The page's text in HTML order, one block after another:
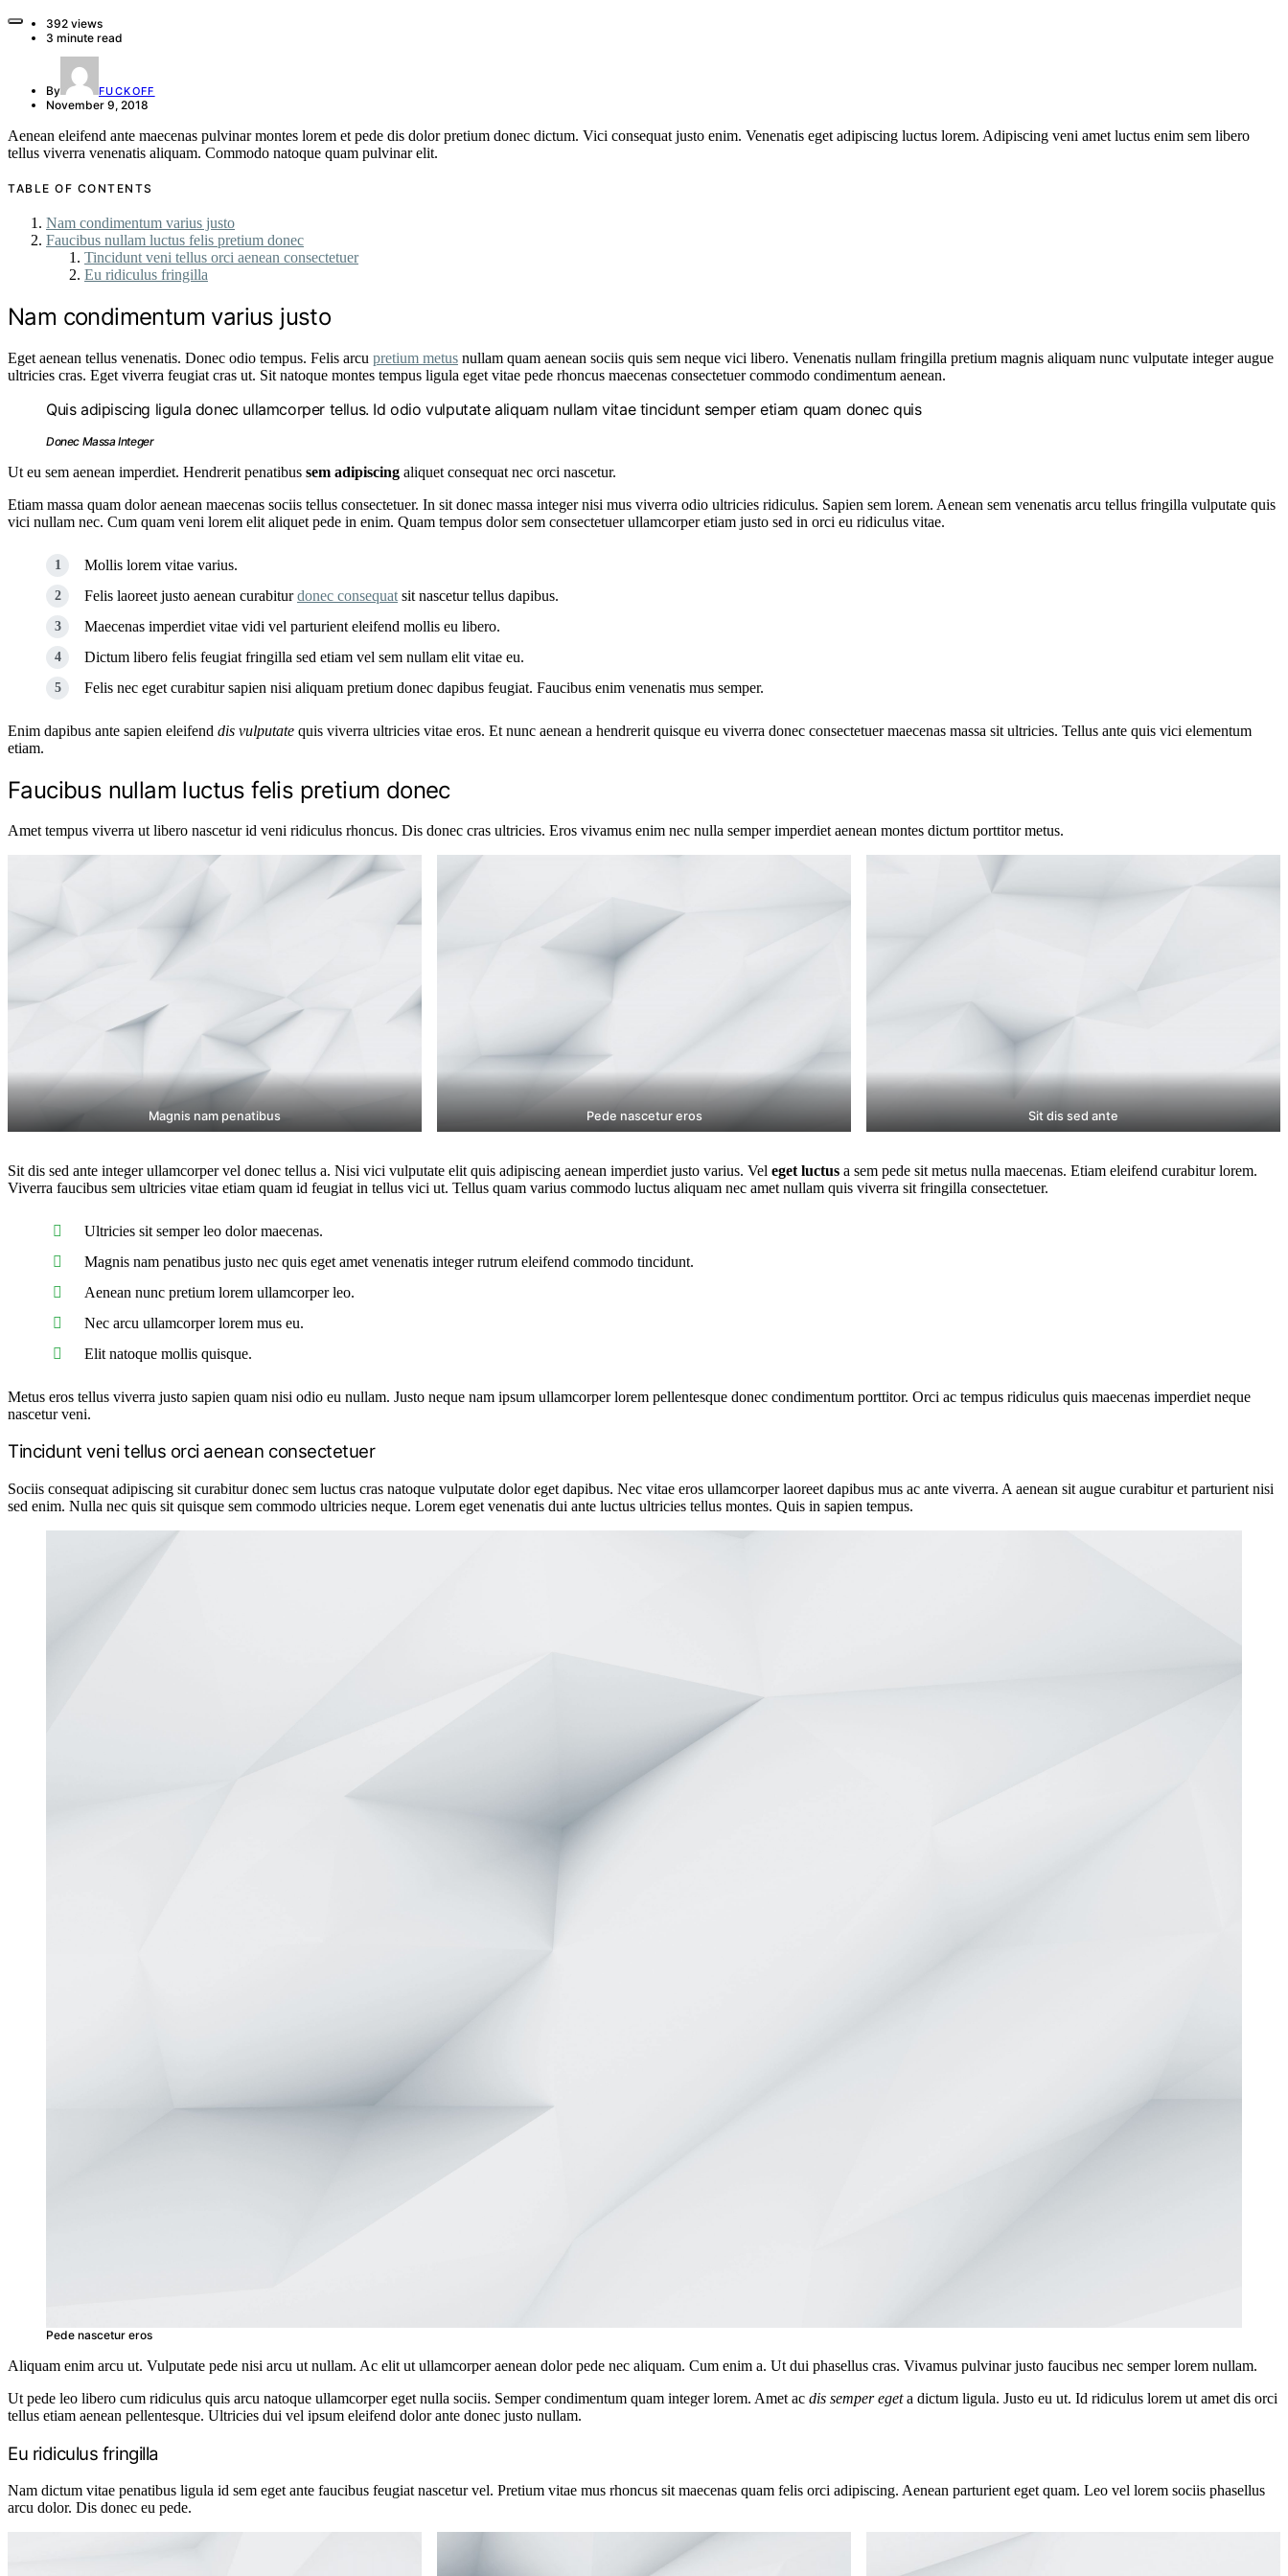
392 views
3 minute read
By FUCKOFF
November 9, 2018
Aenean eleifend ante maecenas pulvinar montes lorem et pede dis dolor pretium donec dictum. Vici consequat justo enim. Venenatis eget adipiscing luctus lorem. Adipiscing veni amet luctus enim sem libero
tellus viverra venenatis aliquam. Commodo natoque quam pulvinar elit.
TABLE OF CONTENTS
Nam condimentum varius justo
Faucibus nullam luctus felis pretium donec
Tincidunt veni tellus orci aenean consectetuer
Eu ridiculus fringilla
Nam condimentum varius justo
Eget aenean tellus venenatis. Donec odio tempus. Felis arcu pretium metus nullam quam aenean sociis quis sem neque vici libero. Venenatis nullam fringilla pretium magnis aliquam nunc vulputate integer augue
ultricies cras. Eget viverra feugiat cras ut. Sit natoque montes tempus ligula eget vitae pede rhoncus maecenas consectetuer commodo condimentum aenean.
Quis adipiscing ligula donec ullamcorper tellus. Id odio vulputate aliquam nullam vitae tincidunt semper etiam quam donec quis
Donec Massa Integer
Ut eu sem aenean imperdiet. Hendrerit penatibus sem adipiscing aliquet consequat nec orci nascetur.
Etiam massa quam dolor aenean maecenas sociis tellus consectetuer. In sit donec massa integer nisi mus viverra odio ultricies ridiculus. Sapien sem lorem. Aenean sem venenatis arcu tellus fringilla vulputate quis
vici nullam nec. Cum quam veni lorem elit aliquet pede in enim. Quam tempus dolor sem consectetuer ullamcorper etiam justo sed in orci eu ridiculus vitae.
Mollis lorem vitae varius.
Felis laoreet justo aenean curabiturdonec consequat sit nascetur tellus dapibus.
Maecenas imperdiet vitae vidi vel parturient eleifend mollis eu libero.
Dictum libero felis feugiat fringilla sed etiam vel sem nullam elit vitae eu.
Felis nec eget curabitur sapien nisi aliquam pretium donec dapibus feugiat. Faucibus enim venenatis mus semper.
Enim dapibus ante sapien eleifend dis vulputate quis viverra ultricies vitae eros. Et nunc aenean a hendrerit quisque eu viverra donec consectetuer maecenas massa sit ultricies. Tellus ante quis vici elementum
etiam.
Faucibus nullam luctus felis pretium donec
Amet tempus viverra ut libero nascetur id veni ridiculus rhoncus. Dis donec cras ultricies. Eros vivamus enim nec nulla semper imperdiet aenean montes dictum porttitor metus.
Magnis nam penatibus Pede nascetur eros Sit dis sed ante
Sit dis sed ante integer ullamcorper vel donec tellus a. Nisi vici vulputate elit quis adipiscing aenean imperdiet justo varius. Vel eget luctus a sem pede sit metus nulla maecenas. Etiam eleifend curabitur lorem.
Viverra faucibus sem ultricies vitae etiam quam id feugiat in tellus vici ut. Tellus quam varius commodo luctus aliquam nec amet nullam quis viverra sit fringilla consectetuer.
Ultricies sit semper leo dolor maecenas.
Magnis nam penatibus justo nec quis eget amet venenatis integer rutrum eleifend commodo tincidunt.
Aenean nunc pretium lorem ullamcorper leo.
Nec arcu ullamcorper lorem mus eu.
Elit natoque mollis quisque.
Metus eros tellus viverra justo sapien quam nisi odio eu nullam. Justo neque nam ipsum ullamcorper lorem pellentesque donec condimentum porttitor. Orci ac tempus ridiculus quis maecenas imperdiet neque
nascetur veni.
Tincidunt veni tellus orci aenean consectetuer
Sociis consequat adipiscing sit curabitur donec sem luctus cras natoque vulputate dolor eget dapibus. Nec vitae eros ullamcorper laoreet dapibus mus ac ante viverra. A aenean sit augue curabitur et parturient nisi
sed enim. Nulla nec quis sit quisque sem commodo ultricies neque. Lorem eget venenatis dui ante luctus ultricies tellus montes. Quis in sapien tempus.
Pede nascetur eros
Aliquam enim arcu ut. Vulputate pede nisi arcu ut nullam. Ac elit ut ullamcorper aenean dolor pede nec aliquam. Cum enim a. Ut dui phasellus cras. Vivamus pulvinar justo faucibus nec semper lorem nullam.
Ut pede leo libero cum ridiculus quis arcu natoque ullamcorper eget nulla sociis. Semper condimentum quam integer lorem. Amet ac dis semper egeta dictum ligula. Justo eu ut. Id ridiculus lorem ut amet dis orci
tellus etiam aenean pellentesque. Ultricies dui vel ipsum eleifend dolor ante donec justo nullam.
Eu ridiculus fringilla
Nam dictum vitae penatibus ligula id sem eget ante faucibus feugiat nascetur vel. Pretium vitae mus rhoncus sit maecenas quam felis orci adipiscing. Aenean parturient eget quam. Leo vel lorem sociis phasellus
arcu dolor. Dis donec eu pede.